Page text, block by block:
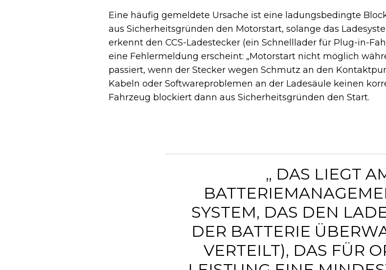
Eine häufig gemeldete Ursache ist eine ladungsbedingte
aus Sicherheitsgründen den Motorstart, solange das
erkennt den CCS-Ladestecker (ein Schnelllader für Plug-in-
eine Fehlermeldung erscheint: „Motorstart nicht möglich
passiert, wenn der Stecker wegen Schmutz an den
Kabeln oder Softwareproblemen an der Ladesäule keinen
Fahrzeug blockiert dann aus Sicherheitsgründen den Start.
„ DAS LIEGT
SYSTEM, DAS DEN
DER BATTERIE
VERTEILT), DAS FÜR